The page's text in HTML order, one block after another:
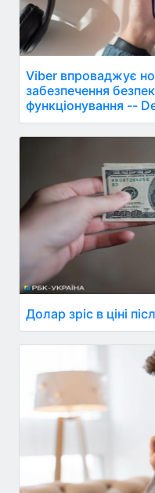
Viber впроваджує
забезпечення
функціонування --
Долар зріс в ціні